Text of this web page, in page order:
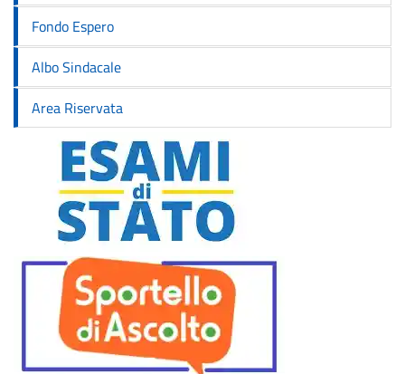
Fondo Espero
Albo Sindacale
Area Riservata